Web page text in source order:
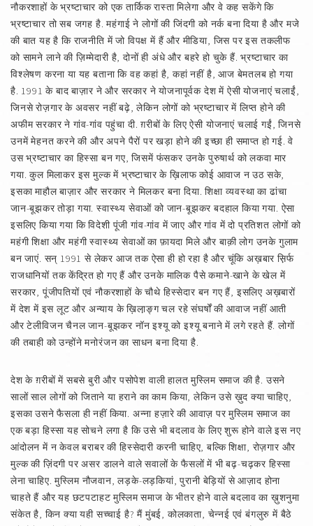
नौकरशाहों के भ्रष्टाचार को एक तार्किक रास्ता मिलेगा और वे कह सकेंगे कि
भ्रष्टाचार तो सब जगह है. महंगाई ने लोगों की जिंदगी को नर्क बना दिया है और मजे
की बात यह है कि राजनीति में जो विपक्ष में हैं और मीडिया, जिस पर इस तकलीफ
को सामने लाने की ज़िम्मेदारी है, दोनों ही अंधे और बहरे हो चुके हैं. भ्रष्टाचार का
विश्‍लेषण करना या यह बताना कि वह कहां है, कहां नहीं है, आज बेमतलब हो गया
है. 1991 के बाद बाज़ार ने और सरकार ने योजनापूर्वक देश में ऐसी योजनाएं चलाईं,
जिनसे रोज़गार के अवसर नहीं बढ़े, लेकिन लोगों को भ्रष्टाचार में लिप्त होने की
अफीम सरकार ने गांव-गांव पहुंचा दी. ग़रीबों के लिए ऐसी योजनाएं चलाई गईं, जिनसे
उनमें मेहनत करने की और अपने पैरों पर खड़ा होने की इच्छा ही समाप्त हो गई. वे
उस भ्रष्टाचार का हिस्सा बन गए, जिसमें फंसकर उनके पुरुषार्थ को लकवा मार
गया. कुल मिलाकर इस मुल्क में भ्रष्टाचार के ख़िलाफ कोई आवाज न उठ सके,
इसका माहौल बाज़ार और सरकार ने मिलकर बना दिया. शिक्षा व्यवस्था का ढांचा
जान-बूझकर तोड़ा गया. स्वास्थ्य सेवाओं को जान-बूझकर बदहाल किया गया. ऐसा
इसलिए किया गया कि विदेशी पूंजी गांव-गांव में जाए और गांव में दो प्रतिशत लोगों को
महंगी शिक्षा और महंगी स्वास्थ्य सेवाओं का फ़ायदा मिले और बाक़ी लोग उनके गुलाम
बन जाएं. सन् 1991 से लेकर आज तक ऐसा ही हो रहा है और चूंकि अख़बार स़िर्फ
राजधानियों तक केंद्रित हो गए हैं और उनके मालिक पैसे कमाने-खाने के खेल में
सरकार, पूंजीपतियों एवं नौकरशाहों के चौथे हिस्सेदार बन गए हैं, इसलिए अख़बारों
में देश में इस लूट और अन्याय के ख़िला़ङ्ग चल रहे संघर्षों की आवाज नहीं आती
और टेलीविजन चैनल जान-बूझकर नॉन इश्यू को इश्यू बनाने में लगे रहते हैं. लोगों
की तबाही को उन्होंने मनोरंजन का साधन बना दिया है.
देश के ग़रीबों में सबसे बुरी और पसोपेश वाली हालत मुस्लिम समाज की है. उसने
सालों साल लोगों को जिताने या हराने का काम किया, लेकिन उसे ख़ुद क्या चाहिए,
इसका उसने फैसला ही नहीं किया. अन्ना हज़ारे की आवाज़ पर मुस्लिम समाज का
एक बड़ा हिस्सा यह सोचने लगा है कि उसे भी बदलाव के लिए शुरू होने वाले इस नए
आंदोलन में न केवल बराबर की हिस्सेदारी करनी चाहिए, बल्कि शिक्षा, रोज़गार और
मुल्क की ज़िंदगी पर असर डालने वाले सवालों के फैसलों में भी बढ़-चढ़कर हिस्सा
लेना चाहिए. मुस्लिम नौजवान, लड़के-लड़कियां, पुरानी बेड़ियों से आज़ाद होना
चाहते हैं और यह छटपटाहट मुस्लिम समाज के भीतर होने वाले बदलाव का ख़ुशनुमा
संकेत है, किन क्या यही सच्चाई है? मैं मुंबई, कोलकाता, चेन्नई एवं बंगलुरु में बैठे